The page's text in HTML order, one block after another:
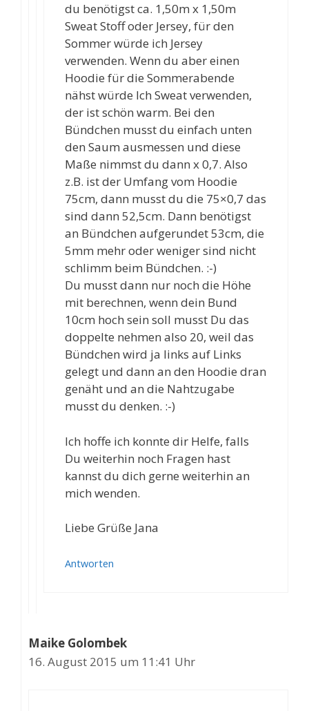
du benötigst ca. 1,50m x 1,50m
Sweat Stoff oder Jersey, für den
Sommer würde ich Jersey
verwenden. Wenn du aber einen
Hoodie für die Sommerabende
nähst würde Ich Sweat verwenden,
der ist schön warm. Bei den
Bündchen musst du einfach unten
den Saum ausmessen und diese
Maße nimmst du dann x 0,7. Also
z.B. ist der Umfang vom Hoodie
75cm, dann musst du die 75×0,7 das
sind dann 52,5cm. Dann benötigst
an Bündchen aufgerundet 53cm, die
5mm mehr oder weniger sind nicht
schlimm beim Bündchen. :-)
Du musst dann nur noch die Höhe
mit berechnen, wenn dein Bund
10cm hoch sein soll musst Du das
doppelte nehmen also 20, weil das
Bündchen wird ja links auf Links
gelegt und dann an den Hoodie dran
genäht und an die Nahtzugabe
musst du denken. :-)
Ich hoffe ich konnte dir Helfe, falls
Du weiterhin noch Fragen hast
kannst du dich gerne weiterhin an
mich wenden.
Liebe Grüße Jana
Antworten
Maike Golombek
16. August 2015 um 11:41 Uhr